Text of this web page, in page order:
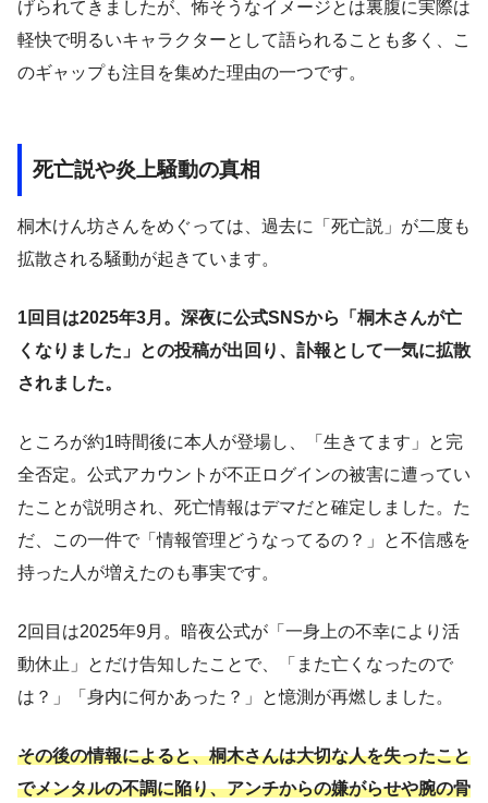
げられてきましたが、怖そうなイメージとは裏腹に実際は
軽快で明るいキャラクターとして語られることも多く、こ
のギャップも注目を集めた理由の一つです。
死亡説や炎上騒動の真相
桐木けん坊さんをめぐっては、過去に「死亡説」が二度も
拡散される騒動が起きています。
1回目は2025年3月。深夜に公式SNSから「桐木さんが亡
くなりました」との投稿が出回り、訃報として一気に拡散
されました。
ところが約1時間後に本人が登場し、「生きてます」と完
全否定。公式アカウントが不正ログインの被害に遭ってい
たことが説明され、死亡情報はデマだと確定しました。た
だ、この一件で「情報管理どうなってるの？」と不信感を
持った人が増えたのも事実です。
2回目は2025年9月。暗夜公式が「一身上の不幸により活
動休止」とだけ告知したことで、「また亡くなったので
は？」「身内に何かあった？」と憶測が再燃しました。
その後の情報によると、桐木さんは大切な人を失ったこと
でメンタルの不調に陥り、アンチからの嫌がらせや腕の骨